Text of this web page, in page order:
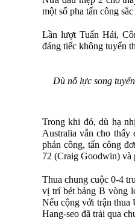
một số pha tấn công sắc
Lần lượt Tuấn Hải,
đáng tiếc không tuyển
Dù nỗ lực song
Trong khi đó, dù hạ
Australia vẫn cho thấy
phản công, tấn công
72 (Craig Goodwin)
Thua chung cuộc 0-4
vị trí bét bảng B vòng
Nếu cộng với trận
Hang-seo đã trải qua